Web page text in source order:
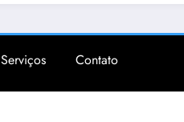
Serviços Contato